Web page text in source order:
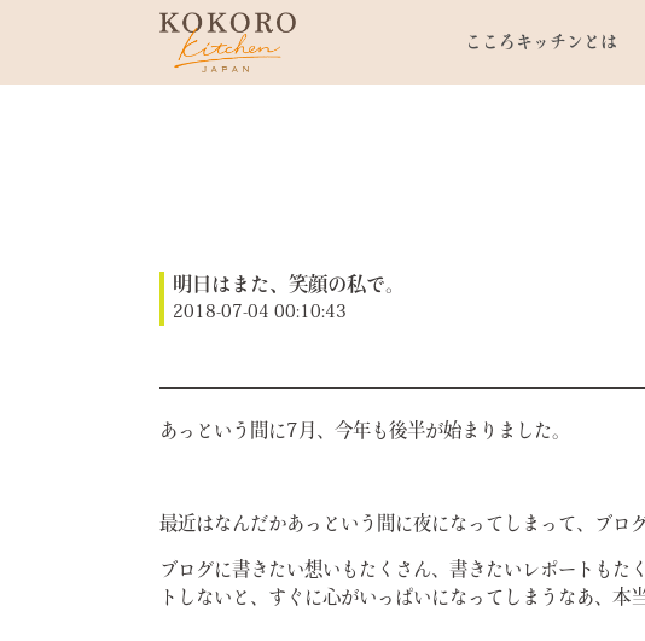
こころキッチンとは
明日はまた、笑顔の私で。
2018-07-04 00:10:43
あっという間に7月、今年も後半が始まりました。
最近はなんだかあっという間に夜になってしまって、ブロ
ブログに書きたい想いもたくさん、書きたいレポートもた
トしないと、すぐに心がいっぱいになってしまうなあ、本当